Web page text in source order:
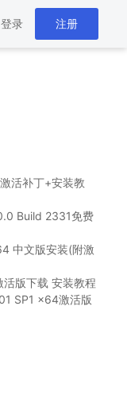
登录 注册
活补丁+安装教
Build 2331免费
中文版安装(附激
版下载 安装教程
SP1 x64激活版